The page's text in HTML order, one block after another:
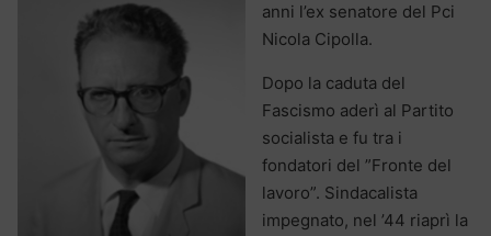
anni l’ex senatore del Pci
Nicola Cipolla.
Dopo la caduta del
Fascismo aderì al Partito
socialista e fu tra i
fondatori del ”Fronte del
lavoro”. Sindacalista
impegnato, nel ’44 riaprì la